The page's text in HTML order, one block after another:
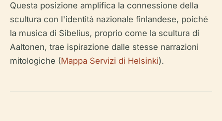
Questa posizione amplifica la connessione della
scultura con l'identità nazionale finlandese, poiché
la musica di Sibelius, proprio come la scultura di
Aaltonen, trae ispirazione dalle stesse narrazioni
mitologiche (Mappa Servizi di Helsinki).